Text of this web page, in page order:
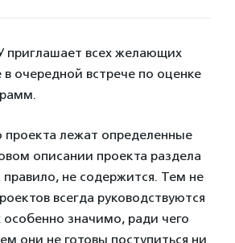
приглашает всех желающих
в очередной встрече по оценке
проекта лежат определенные
описании проекта раздела
правило, не содержится. Тем не
всегда руководствуются
особенно значимо, ради чего
они не готовы поступиться ни